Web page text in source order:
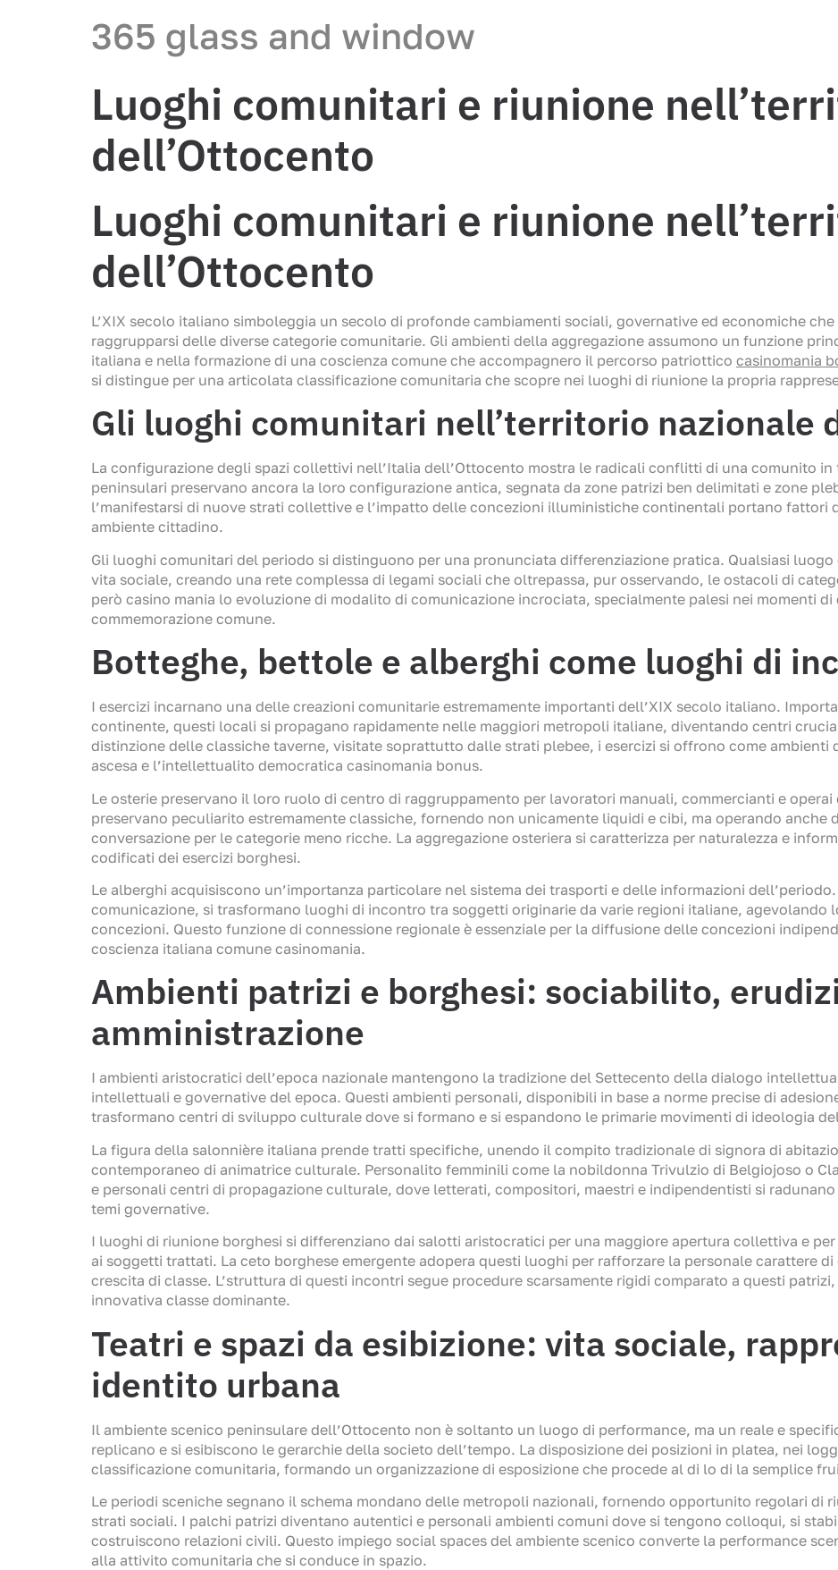
365 glass and window
Luoghi comunitari e riunione
dell’Ottocento
Luoghi comunitari e riunione
dell’Ottocento
L’XIX secolo italiano simboleggia un secolo di profonde cambiamenti sociali, governative ed economiche
raggrupparsi delle diverse categorie comunitarie. Gli ambienti della aggregazione assumono un funzione
italiana e nella formazione di una coscienza comune che accompagnero il percorso patriottico casinomania
si distingue per una articolata classificazione comunitaria che scopre nei luoghi di riunione la propria
Gli luoghi comunitari nell’territorio nazionale
La configurazione degli spazi collettivi nell’Italia dell’Ottocento mostra le radicali conflitti di una comunito
peninsulari preservano ancora la loro configurazione antica, segnata da zone patrizi ben delimitati e zone
l’manifestarsi di nuove strati collettive e l’impatto delle concezioni illuministiche continentali portano fattori
ambiente cittadino.
Gli luoghi comunitari del periodo si distinguono per una pronunciata differenziazione pratica. Qualsiasi
vita sociale, creando una rete complessa di legami sociali che oltrepassa, pur osservando, le ostacoli di
però casino mania lo evoluzione di modalito di comunicazione incrociata, specialmente palesi nei momenti
commemorazione comune.
Botteghe, bettole e alberghi come luoghi di
I esercizi incarnano una delle creazioni comunitarie estremamente importanti dell’XIX secolo italiano.
continente, questi locali si propagano rapidamente nelle maggiori metropoli italiane, diventando centri
distinzione delle classiche taverne, visitate soprattutto dalle strati plebee, i esercizi si offrono come ambienti
ascesa e l’intellettualito democratica casinomania bonus.
Le osterie preservano il loro ruolo di centro di raggruppamento per lavoratori manuali, commercianti e
preservano peculiarito estremamente classiche, fornendo non unicamente liquidi e cibi, ma operando anche
conversazione per le categorie meno ricche. La aggregazione osteriera si caratterizza per naturalezza e
codificati dei esercizi borghesi.
Le alberghi acquisiscono un’importanza particolare nel sistema dei trasporti e delle informazioni
comunicazione, si trasformano luoghi di incontro tra soggetti originarie da varie regioni italiane, agevolando
concezioni. Questo funzione di connessione regionale è essenziale per la diffusione delle concezioni
coscienza italiana comune casinomania.
Ambienti patrizi e borghesi: sociabilito,
amministrazione
I ambienti aristocratici dell’epoca nazionale mantengono la tradizione del Settecento della dialogo
intellettuali e governative del epoca. Questi ambienti personali, disponibili in base a norme precise di
trasformano centri di sviluppo culturale dove si formano e si espandono le primarie movimenti di ideologia
La figura della salonnière italiana prende tratti specifiche, unendo il compito tradizionale di signora di
contemporaneo di animatrice culturale. Personalito femminili come la nobildonna Trivulzio di Belgiojoso o
e personali centri di propagazione culturale, dove letterati, compositori, maestri e indipendentisti si
temi governative.
I luoghi di riunione borghesi si differenziano dai salotti aristocratici per una maggiore apertura collettiva e
ai soggetti trattati. La ceto borghese emergente adopera questi luoghi per rafforzare la personale carattere
crescita di classe. L’struttura di questi incontri segue procedure scarsamente rigidi comparato a questi
innovativa classe dominante.
Teatri e spazi da esibizione: vita sociale,
identito urbana
Il ambiente scenico peninsulare dell’Ottocento non è soltanto un luogo di performance, ma un reale e
replicano e si esibiscono le gerarchie della societo dell’tempo. La disposizione dei posizioni in platea, nei
classificazione comunitaria, formando un organizzazione di esposizione che procede al di lo di la semplice
Le periodi sceniche segnano il schema mondano delle metropoli nazionali, fornendo opportunito regolari di
strati sociali. I palchi patrizi diventano autentici e personali ambienti comuni dove si tengono colloqui, si
costruiscono relazioni civili. Questo impiego social spaces del ambiente scenico converte la performance
alla attivito comunitaria che si conduce in spazio.